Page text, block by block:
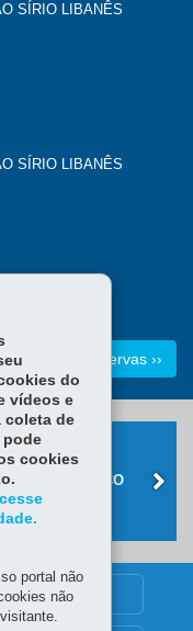
SÍRIO LIBANÊS
SÍRIO LIBANÊS
Todas as Reservas ››
FALE CONOSCO
do
vídeos e
coleta de
pode
cookies
portal não
não